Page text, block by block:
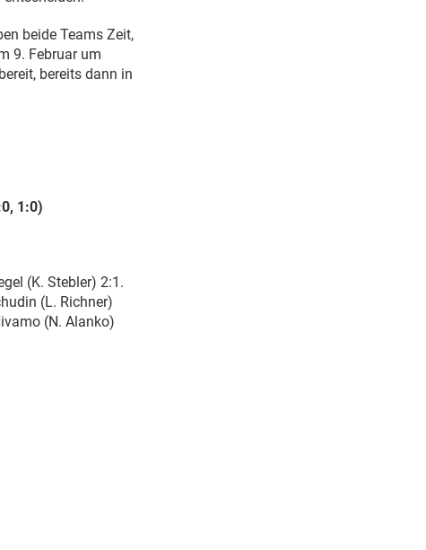
beide Teams Zeit,
9. Februar um
bereits dann in
1:0)
(K. Stebler) 2:1.
(L. Richner)
(N. Alanko)